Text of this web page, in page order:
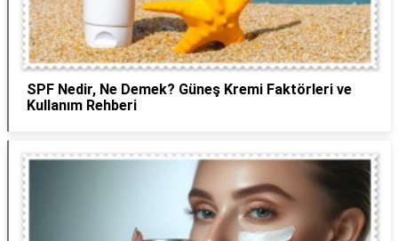
SPF Nedir, Ne Demek? Güneş Kremi Faktörleri ve
Kullanım Rehberi